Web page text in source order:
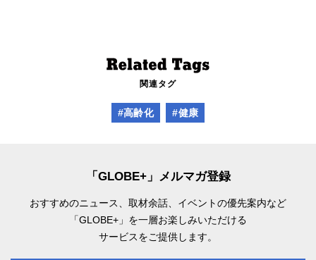
関連タグ
#高齢化 #健康
「GLOBE+」メルマガ登録
おすすめのニュース、取材余話、 イベントの優先案内など
「GLOBE+」を一層お楽しみいただける
サービスをご提供します。